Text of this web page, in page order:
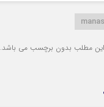
این مطلب بدون برچسب می باشد.